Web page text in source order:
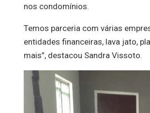
nos condomínios.
Temos parceria com várias
entidades financeiras, lava jato,
mais”, destacou Sandra Vissoto.